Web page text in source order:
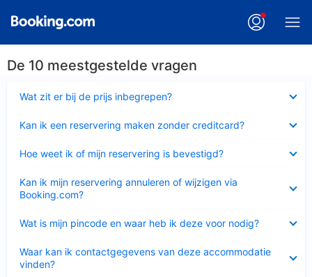
De 10 meestgestelde vragen
Wat zit er bij de prijs inbegrepen?
Kan ik een reservering maken zonder creditcard?
Hoe weet ik of mijn reservering is bevestigd?
Kan ik mijn reservering annuleren of wijzigen via
Booking.com?
Wat is mijn pincode en waar heb ik deze voor nodig?
Waar kan ik contactgegevens van deze accommodatie
vinden?